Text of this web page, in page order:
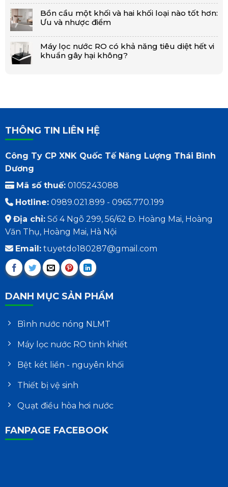
Bồn cầu một khối và hai khối loại nào tốt hơn:
Ưu và nhược điểm
Máy lọc nước RO có khả năng tiêu diệt hết vi
khuẩn gây hại không?
THÔNG TIN LIÊN HỆ
Công Ty CP XNK Quốc Tế Năng Lượng Thái Bình
Dương
Mã số thuế:0105243088
Hotline:0989.021.899 - 0965.770.199
Địa chỉ:Số 4 Ngõ 299, 56/62 Đ. Hoàng Mai, Hoàng
Văn Thụ, Hoàng Mai, Hà Nội
Email:tuyetdo180287@gmail.com
DANH MỤC SẢN PHẨM
Bình nước nóng NLMT
Máy lọc nước RO tinh khiết
Bệt két liền - nguyên khối
Thiết bị vệ sinh
Quạt điều hòa hơi nước
FANPAGE FACEBOOK